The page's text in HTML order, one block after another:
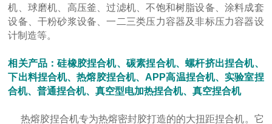
机、球磨机、高压釜、过滤机、不饱和树脂设备、涂料成套
设备、干粉砂浆设备、一二三类压力容器及非标压力容器设
计制造等。
相关产品：硅橡胶捏合机、碳素捏合机、螺杆挤出捏合机、
下出料捏合机、热熔胶捏合机、APP高温捏合机、实验室捏
合机、普通捏合机、真空型电加热捏合机、真空捏合机
热熔胶捏合机专为热熔密封胶打造的的大扭距捏合机。它